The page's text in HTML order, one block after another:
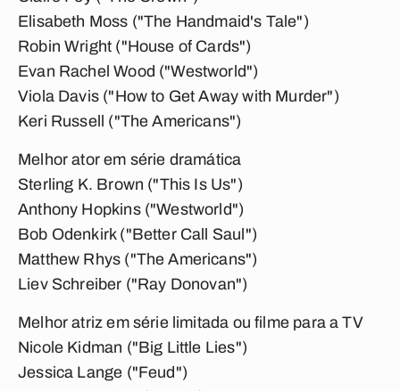
Elisabeth Moss ("The Handmaid's Tale")
Robin Wright ("House of Cards")
Evan Rachel Wood ("Westworld")
Viola Davis ("How to Get Away with Murder")
Keri Russell ("The Americans")
Melhor ator em série dramática
Sterling K. Brown ("This Is Us")
Anthony Hopkins ("Westworld")
Bob Odenkirk ("Better Call Saul")
Matthew Rhys ("The Americans")
Liev Schreiber ("Ray Donovan")
Melhor atriz em série limitada ou filme para a TV
Nicole Kidman ("Big Little Lies")
Jessica Lange ("Feud")